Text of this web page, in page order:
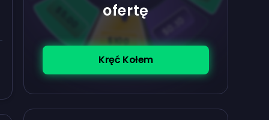
ofertę
Kręć Kołem
$100
$5.00